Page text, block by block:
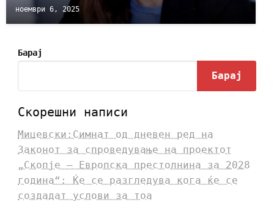
ноември 6, 2025
Барај
Барај
Скорешни написи
Мицевски:Симнат од дневен ред на
Законот за спроведување на проектот
„Скопје – Европска престолнина за 2028
година“: Ќе се разгледува кога ќе се
создадат услови за тоа